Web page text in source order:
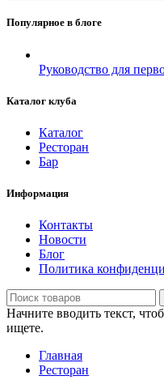
Популярное в блоге
Руководство для
Каталог клуба
Каталог
Ресторан
Бар
Информация
Контакты
Новости
Блог
Политика
Начните вводить текст,
ищете.
Главная
Ресторан